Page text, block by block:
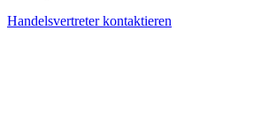
Handelsvertreter kontaktieren